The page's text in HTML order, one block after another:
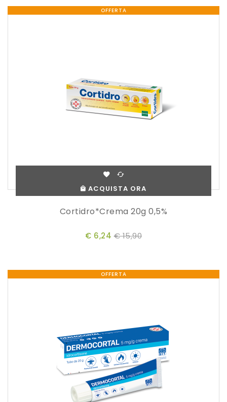
OFFERTA
ACQUISTA ORA
Cortidro*crema 20g 0,5%
€ 6,24 € 15,90
OFFERTA